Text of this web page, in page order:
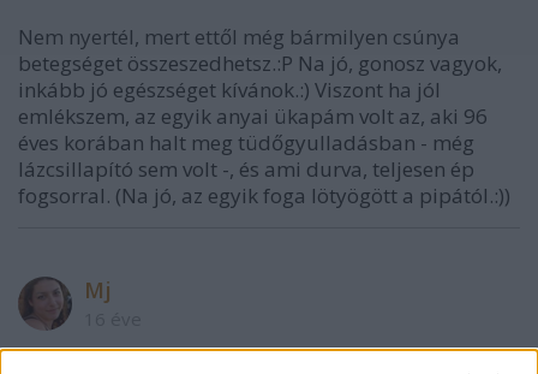
Nem nyertél, mert ettől még bármilyen csúnya
betegséget összeszedhetsz.:P Na jó, gonosz vagyok,
inkább jó egészséget kívánok.:) Viszont ha jól
emlékszem, az egyik anyai ükapám volt az, aki 96
éves korában halt meg tüdőgyulladásban - még
lázcsillapító sem volt -, és ami durva, teljesen ép
fogsorral. (Na jó, az egyik foga lötyögött a pipától.:))
Mj
@ylion, declared for Hungary, not for Kurvaország: